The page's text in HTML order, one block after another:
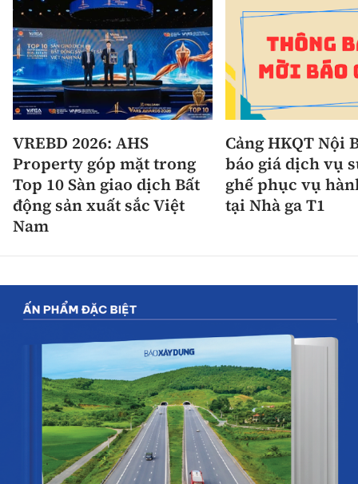
VREBD 2026: AHS
Property góp mặt trong
Top 10 Sàn giao dịch Bất
động sản xuất sắc Việt
Nam
Cảng HKQT Nội
báo giá dịch vụ
ghế phục vụ
tại Nhà ga T1